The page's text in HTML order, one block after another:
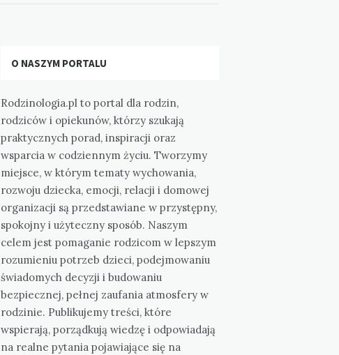
O NASZYM PORTALU
Rodzinologia.pl to portal dla rodzin,
rodziców i opiekunów, którzy szukają
praktycznych porad, inspiracji oraz
wsparcia w codziennym życiu. Tworzymy
miejsce, w którym tematy wychowania,
rozwoju dziecka, emocji, relacji i domowej
organizacji są przedstawiane w przystępny,
spokojny i użyteczny sposób. Naszym
celem jest pomaganie rodzicom w lepszym
rozumieniu potrzeb dzieci, podejmowaniu
świadomych decyzji i budowaniu
bezpiecznej, pełnej zaufania atmosfery w
rodzinie. Publikujemy treści, które
wspierają, porządkują wiedzę i odpowiadają
na realne pytania pojawiające się na